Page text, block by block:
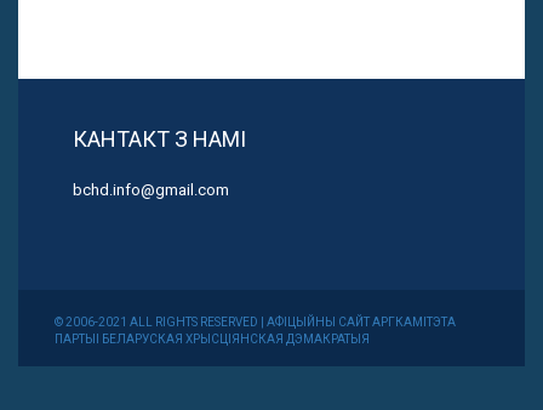
КАНТАКТ З НАМІ
bchd.info@gmail.com
© 2006-2021 ALL RIGHTS RESERVED | АФІЦЫЙНЫ САЙТ АРГКАМІТЭТА
ПАРТЫІ БЕЛАРУСКАЯ ХРЫСЦІЯНСКАЯ ДЭМАКРАТЫЯ